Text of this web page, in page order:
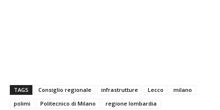
TAGS Consiglio regionale infrastrutture Lecco
milano
polimi
Politecnico di Milano
regione lombardia